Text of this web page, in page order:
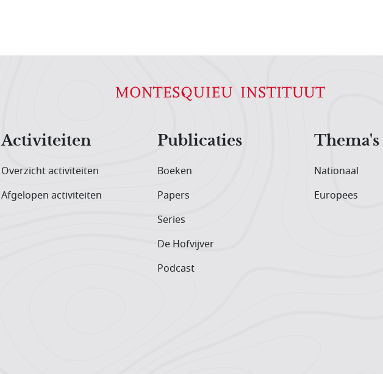
Activiteiten
Overzicht activiteiten
Afgelopen activiteiten
Publicaties
Boeken
Papers
Series
De Hofvijver
Podcast
Thema's
Nationaal
Europees